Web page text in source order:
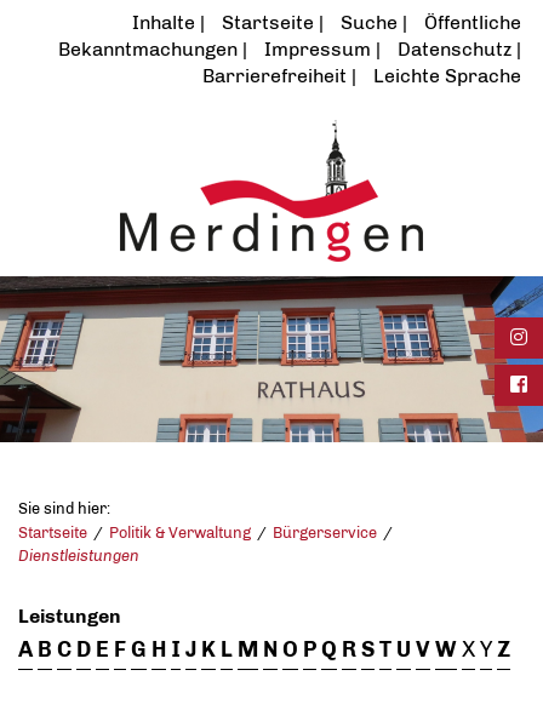
Inhalte Startseite Suche
Öffentliche
Bekanntmachungen
Impressum
Datenschutz
Barrierefreiheit
Leichte Sprache
Sie sind hier:
Startseite
Politik & Verwaltung
Bürgerservice
Dienstleistungen
Leistungen
A B C D E FG H I J K L M NO PQ RST U VWXYZ